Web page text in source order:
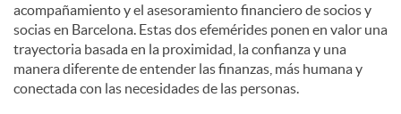
n
i
acompañamiento y el asesoramiento financiero de socios y
socias en Barcelona. Estas dos efemérides ponen en valor una
trayectoria basada en la proximidad, la confianza y una
manera diferente de entender las finanzas, más humana y
conectada con las necesidades de las personas.